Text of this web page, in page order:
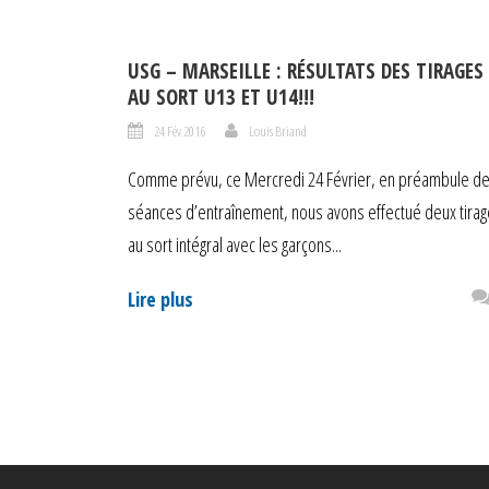
USG – MARSEILLE : RÉSULTATS DES TIRAGES
AU SORT U13 ET U14!!!
24 Fév 2016 Louis Briand
Comme prévu, ce Mercredi 24 Février, en préambule
séances d’entraînement, nous avons effectué deux
au sort intégral avec les garçons...
Lire plus